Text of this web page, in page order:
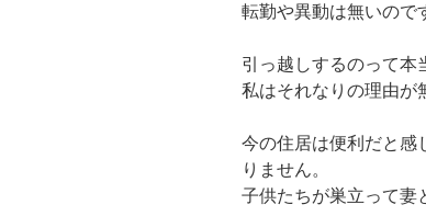
転勤や異動は無いので
引っ越しするのって本
私はそれなりの理由が
今の住居は便利だと感
りません。
子供たちが巣立って妻